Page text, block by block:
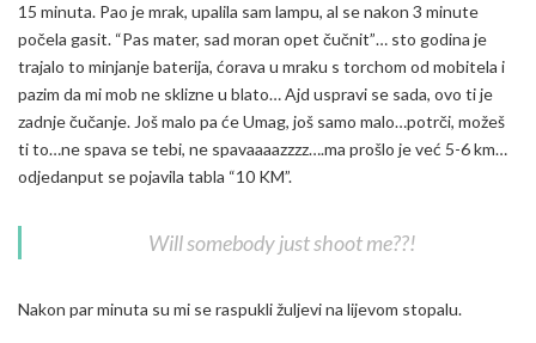
15 minuta. Pao je mrak, upalila sam lampu, al se nakon 3 minute
počela gasit. “Pas mater, sad moran opet čučnit”… sto godina je
trajalo to minjanje baterija, ćorava u mraku s torchom od mobitela i
pazim da mi mob ne sklizne u blato… Ajd uspravi se sada, ovo ti je
zadnje čučanje. Još malo pa će Umag, još samo malo…potrči, možeš
ti to…ne spava se tebi, ne spavaaaazzzz….ma prošlo je već 5-6 km…
odjedanput se pojavila tabla “10 KM”.
Will somebody just shoot me??!
Nakon par minuta su mi se raspukli žuljevi na lijevom stopalu.